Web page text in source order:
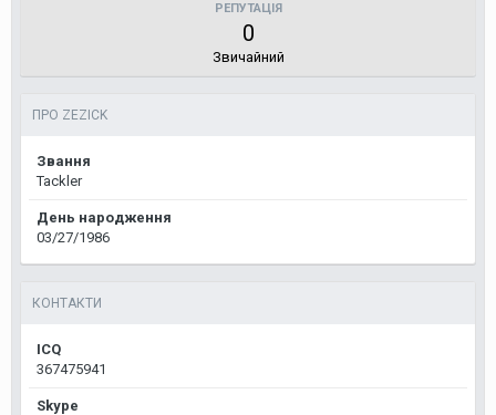
РЕПУТАЦІЯ
0
Звичайний
ПРО ZEZICK
Звання
Tackler
День народження
03/27/1986
КОНТАКТИ
ICQ
367475941
Skype